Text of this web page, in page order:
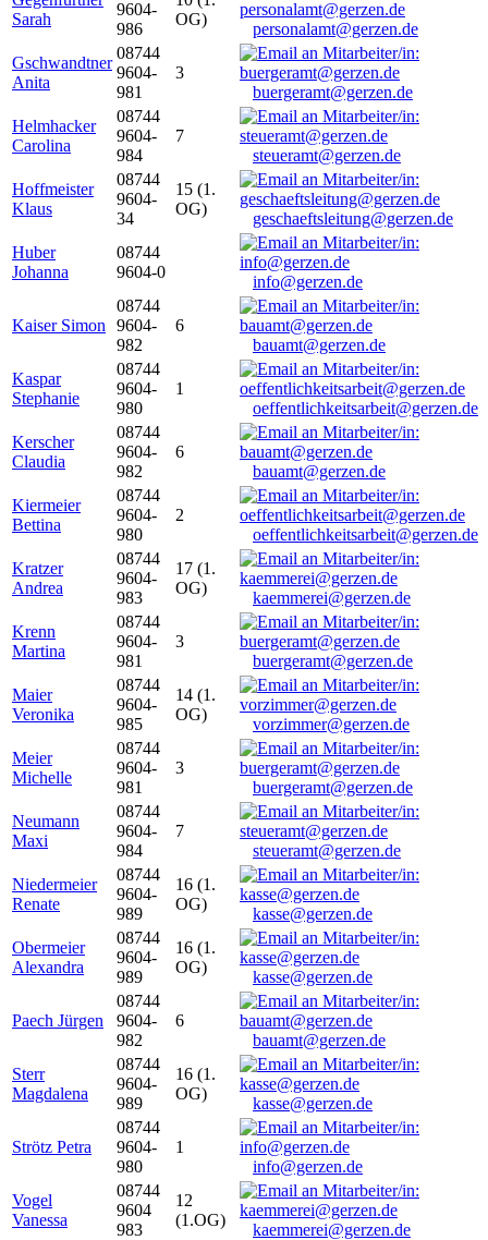
Sarah
9604-
986
OG)
personalamt@gerzen.de
Gschwandtner
Anita
08744
9604-
981
3
buergeramt@gerzen.de
Helmhacker
Carolina
08744
9604-
984
7
steueramt@gerzen.de
Hoffmeister
Klaus
08744
9604-
34
15 (1.
OG)
geschaeftsleitung@gerzen.de
Huber
Johanna
08744
9604-0
info@gerzen.de
Kaiser Simon
08744
9604-
982
6
bauamt@gerzen.de
Kaspar
Stephanie
08744
9604-
980
1
oeffentlichkeitsarbeit@gerzen.de
Kerscher
Claudia
08744
9604-
982
6
bauamt@gerzen.de
Kiermeier
Bettina
08744
9604-
980
2
oeffentlichkeitsarbeit@gerzen.de
Kratzer
Andrea
08744
9604-
983
17 (1.
OG)
kaemmerei@gerzen.de
Krenn
Martina
08744
9604-
981
3
buergeramt@gerzen.de
Maier
Veronika
08744
9604-
985
14 (1.
OG)
vorzimmer@gerzen.de
Meier
Michelle
08744
9604-
981
3
buergeramt@gerzen.de
Neumann
Maxi
08744
9604-
984
7
steueramt@gerzen.de
Niedermeier
Renate
08744
9604-
989
16 (1.
OG)
kasse@gerzen.de
Obermeier
Alexandra
08744
9604-
989
16 (1.
OG)
kasse@gerzen.de
Paech Jürgen
08744
9604-
982
6
bauamt@gerzen.de
Sterr
Magdalena
08744
9604-
989
16 (1.
OG)
kasse@gerzen.de
Strötz Petra
08744
9604-
980
1
info@gerzen.de
Vogel
Vanessa
08744
9604
983
12
(1.OG)
kaemmerei@gerzen.de